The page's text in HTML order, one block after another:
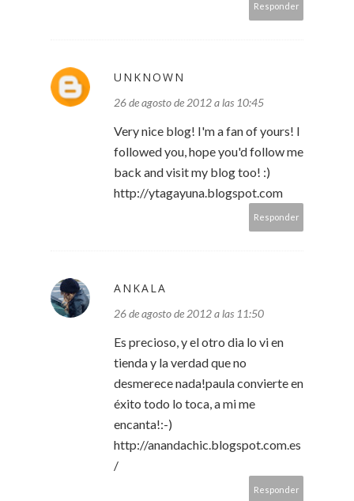
Responder
UNKNOWN
26 de agosto de 2012 a las 10:45
Very nice blog! I'm a fan of yours! I
followed you, hope you'd follow me
back and visit my blog too! :)
http://ytagayuna.blogspot.com
Responder
ANKALA
26 de agosto de 2012 a las 11:50
Es precioso, y el otro dia lo vi en
tienda y la verdad que no
desmerece nada!paula convierte en
éxito todo lo toca, a mi me
encanta!:-)
http://anandachic.blogspot.com.es
/
Responder